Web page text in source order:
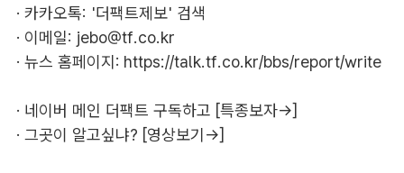
· 카카오톡: '더팩트제보' 검색
· 이메일: jebo@tf.co.kr
· 뉴스 홈페이지: https://talk.tf.co.kr/bbs/report/write
· 네이버 메인 더팩트 구독하고 [특종보자→]
· 그곳이 알고싶냐? [영상보기→]